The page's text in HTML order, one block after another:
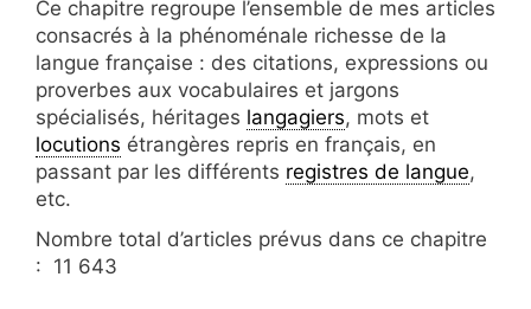
Ce chapitre regroupe l’ensemble de mes articles
consacrés à la phénoménale richesse de la
langue française : des citations, expressions ou
proverbes aux vocabulaires et jargons
spécialisés, héritages langagiers, mots et
locutions étrangères repris en français, en
passant par les différents registres de langue,
etc.
Nombre total d’articles prévus dans ce chapitre
: 11 643